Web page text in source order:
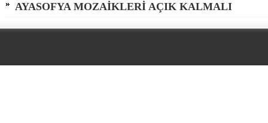
AYASOFYA MOZAİKLERİ AÇIK KALMALI